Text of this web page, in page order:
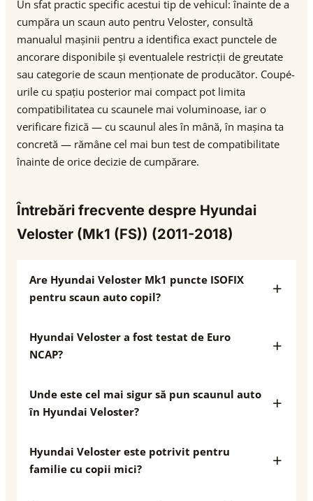
Un sfat practic specific acestui tip de vehicul: înainte de a
cumpăra un scaun auto pentru Veloster, consultă
manualul mașinii pentru a identifica exact punctele de
ancorare disponibile și eventualele restricții de greutate
sau categorie de scaun menționate de producător. Coupé-
urile cu spațiu posterior mai compact pot limita
compatibilitatea cu scaunele mai voluminoase, iar o
verificare fizică — cu scaunul ales în mână, în mașina ta
concretă — rămâne cel mai bun test de compatibilitate
înainte de orice decizie de cumpărare.
Întrebări frecvente despre Hyundai
Veloster (Mk1 (FS)) (2011-2018)
Are Hyundai Veloster Mk1 puncte ISOFIX
pentru scaun auto copil?
Hyundai Veloster a fost testat de Euro
NCAP?
Unde este cel mai sigur să pun scaunul auto
în Hyundai Veloster?
Hyundai Veloster este potrivit pentru
familie cu copii mici?